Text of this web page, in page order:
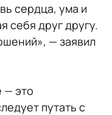
сердца, ума и
себя друг другу.
— заявил
— это
путать с